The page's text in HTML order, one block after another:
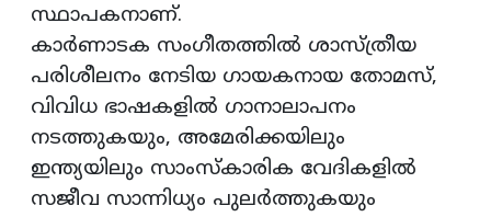
സ്ഥാപകനാണ്.
കാർണാടക സംഗീതത്തിൽ ശാസ്ത്രീയ
പരിശീലനം നേടിയ ഗായകനായ തോമസ്,
വിവിധ ഭാഷകളിൽ ഗാനാലാപനം
നടത്തുകയും, അമേരിക്കയിലും
ഇന്ത്യയിലും സാംസ്കാരിക വേദികളിൽ
സജീവ സാന്നിധ്യം പുലർത്തുകയും